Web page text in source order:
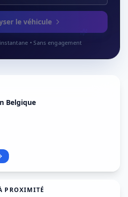
le véhicule
• Sans engagement
Belgique
PROXIMITÉ